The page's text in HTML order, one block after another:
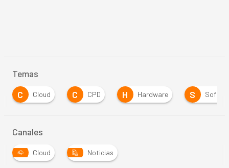
Temas
C
Cloud C CPD H Hardware S
Canales
Cloud Noticias